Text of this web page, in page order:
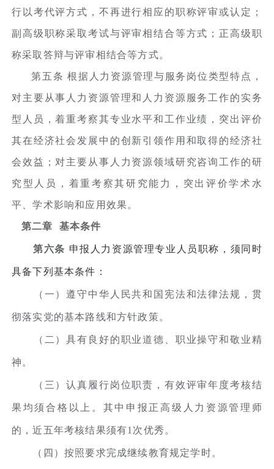
行以考代评方式，不再进行相应的职称评审或认定；
副高级职称采取考试与评审相结合等方式；正高级职
称采取答辩与评审相结合等方式。
第五条 根据人力资源管理与服务岗位类型特点，
对主要从事人力资源管理和人力资源服务工作的实务
型人员，着重考察其专业水平和工作业绩，突出评价
其在经济社会发展中的创新引领作用和取得的经济社
会效益；对主要从事人力资源领域研究咨询工作的研
究型人员，着重考察其研究能力，突出评价学术水
平、学术影响和应用效果。
第二章 基本条件
第六条 申报人力资源管理专业人员职称，须同时
具备下列基本条件：
（一）遵守中华人民共和国宪法和法律法规，贯
彻落实党的基本路线和方针政策。
（二）具有良好的职业道德、职业操守和敬业精
神。
（三）认真履行岗位职责，有效评审年度考核结
果均须合格以上。其中申报正高级人力资源管理师
的，近五年考核结果须有1次优秀。
（四）按照要求完成继续教育规定学时。